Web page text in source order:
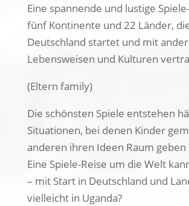
Eine spannende und lustige
fünf Kontinente und 22 Länder,
Deutschland startet und mit
Lebensweisen und Kulturen
(Eltern family)
Die schönsten Spiele entstehen
Situationen, bei denen Kinder
anderen ihren Ideen Raum
Eine Spiele-Reise um die Welt
– mit Start in Deutschland und
vielleicht in Uganda?